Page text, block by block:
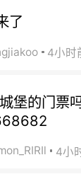
了
4小时
堡的门票
4小